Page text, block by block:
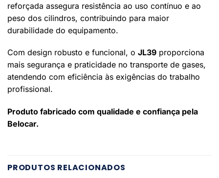
reforçada assegura resistência ao uso contínuo e ao
peso dos cilindros, contribuindo para maior
durabilidade do equipamento.
Com design robusto e funcional, o JL39 proporciona
mais segurança e praticidade no transporte de gases,
atendendo com eficiência às exigências do trabalho
profissional.
Produto fabricado com qualidade e confiança pela
Belocar.
PRODUTOS RELACIONADOS